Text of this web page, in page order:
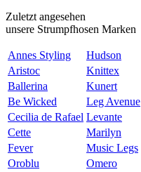
Zuletzt angesehen
unsere Strumpfhosen Marken
Annes Styling
Hudson
Aristoc
Knittex
Ballerina
Kunert
Be Wicked
Leg Avenue
Cecilia de Rafael Levante
Cette
Marilyn
Fever
Music Legs
Oroblu
Omero